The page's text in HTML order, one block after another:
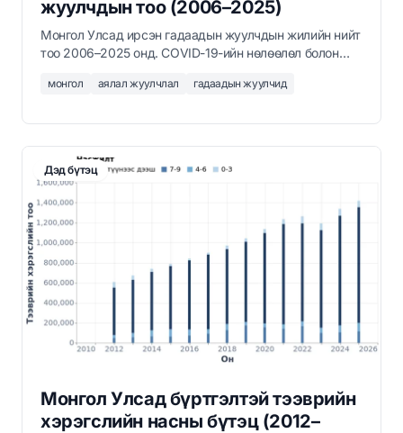
жуулчдын тоо (2006–2025)
Монгол Улсад ирсэн гадаадын жуулчдын жилийн нийт
тоо 2006–2025 онд. COVID-19-ийн нөлөөлөл болон
монгол аялал жуулчлал гадаадын жуулчид
Дэд бүтэц
Монгол Улсад бүртгэлтэй тээврийн
хэрэгслийн насны бүтэц (2012–